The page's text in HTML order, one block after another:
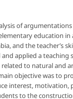
of
education in
and the teacher’s
applied a teaching
to natural and
objective was to
interest, motivation,
to the